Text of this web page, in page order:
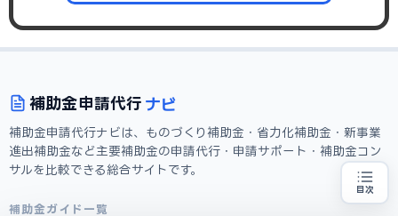
目次
専門家に無料相談する
補助金申請代行 ナビ
補助金申請代行ナビは、ものづくり補助金・省力化補助金・新事業
進出補助金など主要補助金の申請代行・申請サポート・補助金コン
サルを比較できる総合サイトです。
補助金ガイド一覧